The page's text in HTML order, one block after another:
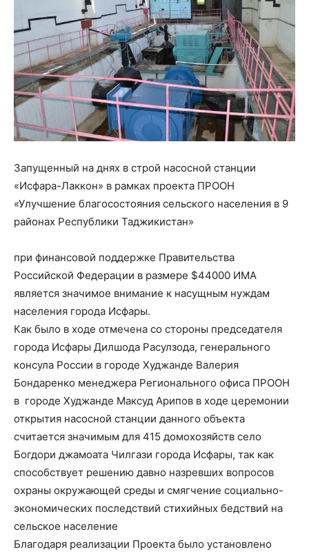
Запущенный на днях в строй насосной станции
«Исфара-Лаккон» в рамках проекта ПРООН
«Улучшение благосостояния сельского населения в 9
районах Республики Таджикистан»
при финансовой поддержке Правительства
Российской Федерации в размере $44000 ИМА
является значимое внимание к насущным нуждам
населения города Исфары.
Как было в ходе отмечена со стороны председателя
города Исфары Дилшода Расулзода, генерального
консула России в городе Худжанде Валерия
Бондаренко менеджера Регионального офиса ПРООН
в городе Худжанде Максуд Арипов в ходе церемонии
открытия насосной станции данного объекта
считается значимым для 415 домохозяйств село
Богдори джамоата Чилгази города Исфары, так как
способствует решению давно назревших вопросов
охраны окружающей среды и смягчение социально-
экономических последствий стихийных бедствий на
сельское население
Благодаря реализации Проекта было установлено